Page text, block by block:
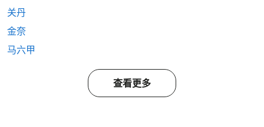
关丹
金奈
马六甲
查看更多